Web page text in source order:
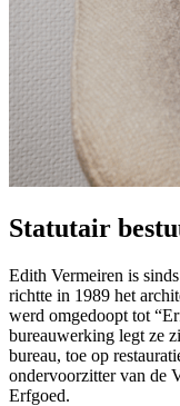
Statutair
Edith Vermeiren is
richtte in 1989 het
werd omgedoopt tot
bureauwerking legt ze
bureau, toe op
ondervoorzitter van de
Erfgoed.